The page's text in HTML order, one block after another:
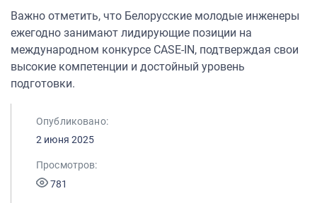
Важно отметить, что Белорусские молодые инженеры
ежегодно занимают лидирующие позиции на
международном конкурсе CASE-IN, подтверждая свои
высокие компетенции и достойный уровень
подготовки.
Опубликовано:
2 июня 2025
Просмотров:
781